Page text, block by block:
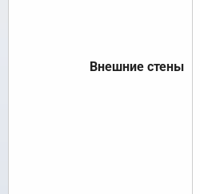
Внешние стены